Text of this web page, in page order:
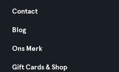
Contact
Blog
Ons Merk
Gift Cards & Shop